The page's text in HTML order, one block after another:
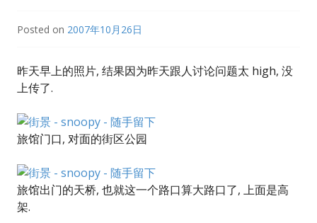
Posted on 2007年10月26日
昨天早上的照片, 结果因为昨天跟人讨论问题太 high, 没
上传了.
旅馆门口, 对面的街区公园
旅馆出门的天桥, 也就这一个路口算大路口了, 上面是高
架.